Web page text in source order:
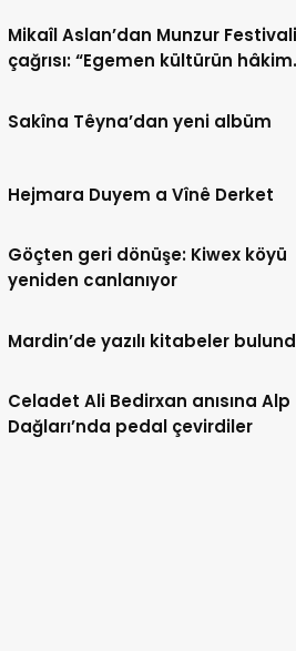
Mikaîl Aslan’dan Munzur Festivali
çağrısı: “Egemen kültürün hâkim
bırakmalıyız”
Sakîna Têyna’dan yeni albüm
Hejmara Duyem a Vînê Derket
Göçten geri dönüşe: Kiwex köyü
yeniden canlanıyor
Mardin’de yazılı kitabeler
Celadet Ali Bedirxan anısına Alp
Dağları’nda pedal çevirdiler